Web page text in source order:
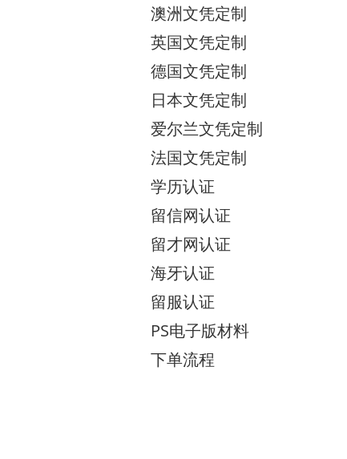
澳洲文凭定制
英国文凭定制
德国文凭定制
日本文凭定制
爱尔兰文凭定制
法国文凭定制
学历认证
留信网认证
留才网认证
海牙认证
留服认证
PS电子版材料
下单流程